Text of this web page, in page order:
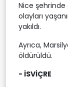
Nice
olayları
yakıldı.
Ayrıca,
öldürüldü.
- İSVİÇRE